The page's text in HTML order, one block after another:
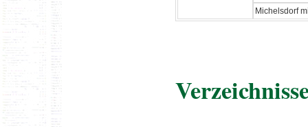
Michelsdorf